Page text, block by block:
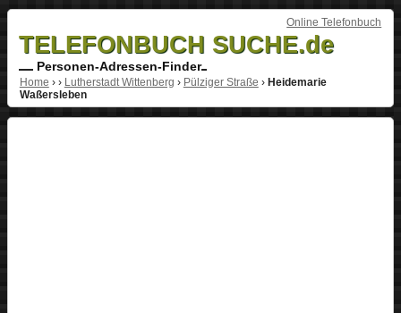
Online Telefonbuch
TELEFONBUCH SUCHE.de
Personen-Adressen-Finder
Home › › Lutherstadt Wittenberg › Pülziger Straße › Heidemarie
Waßersleben